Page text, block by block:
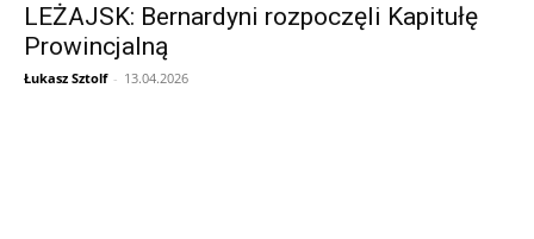
LEŻAJSK: Bernardyni rozpoczęli Kapitułę
Prowincjalną
Łukasz Sztolf - 13.04.2026